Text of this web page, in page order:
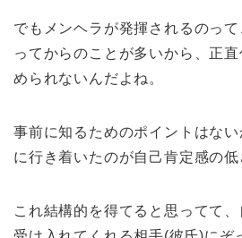
でもメンヘラが発揮されるのっ
ってからのことが多いから、正
められないんだよね。
事前に知るためのポイントはな
に行き着いたのが自己肯定感の低
これ結構的を得てると思ってて